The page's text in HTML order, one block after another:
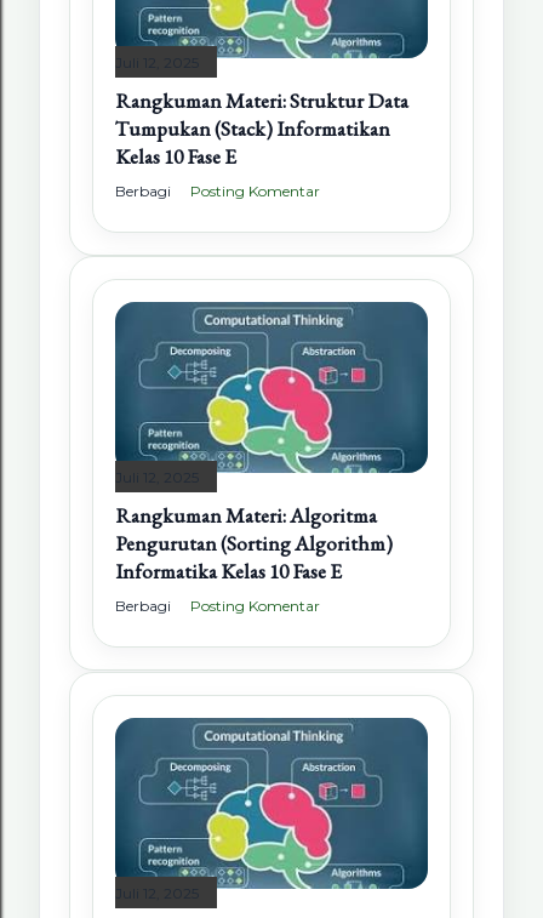
Juli 12, 2025
Rangkuman Materi: Struktur Data
Tumpukan (Stack) Informatikan
Kelas 10 Fase E
Berbagi Posting Komentar
Juli 12, 2025
Rangkuman Materi: Algoritma
Pengurutan (Sorting Algorithm)
Informatika Kelas 10 Fase E
Berbagi Posting Komentar
Juli 12, 2025